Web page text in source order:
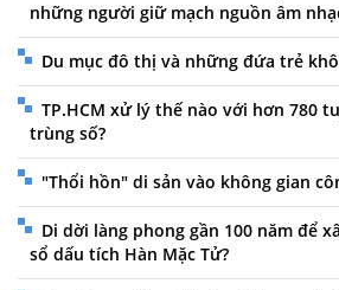
những người giữ mạch nguồn âm
Du mục đô thị và những đứa trẻ
TP.HCM xử lý thế nào với hơn 780
trùng số?
"Thổi hồn" di sản vào không gian
Di dời làng phong gần 100 năm để
sổ dấu tích Hàn Mặc Tử?